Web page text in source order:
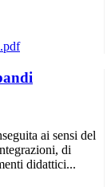
ai sensi del
di
didattici...